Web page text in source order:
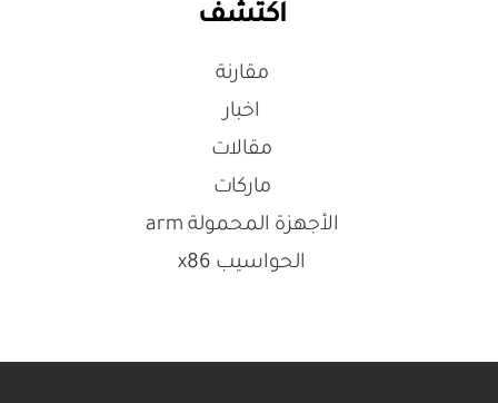
اكتشف
مقارنة
اخبار
مقالات
ماركات
الأجهزة المحمولة arm
الحواسيب x86